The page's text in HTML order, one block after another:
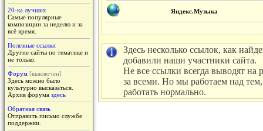
20-ка лучших
Самые популярные
композиции за неделю и за
всё время.
Полезные ссылки
Другие сайты по тематике и
не только.
Форум [выключен]
Здесь можно было
культурно высказаться.
Архив форума здесь
Обратная связь
Отправить письмо службе
поддержки.
Яндекс.Музыка
Здесь несколько ссылок, как
добавили наши участники сайта.
Не все ссылки всегда выводят
за всеми. Но мы работаем над тем,
работать нормально.